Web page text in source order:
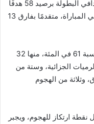
يتصدر المصري محسن رمضان قائمة هدافي البطولة برصيد 58 هدفًا
خلال سبع مباريات، بمعدل 8.2 أهداف في المباراة، متقدمًا بفارق 13
وسجل رمضان أهدافه من 95 محاولة بنسبة 61 في المئة، منها 32
الجزائية، وستة من
وثلاثة من الهجوم
ارتكاز للهجوم، ويجبر